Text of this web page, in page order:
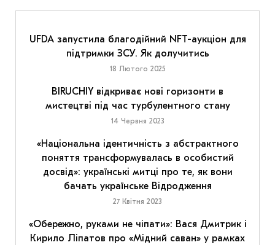
UFDA запустила благодійний NFT-аукціон для
підтримки ЗСУ. Як долучитись
18 Лютого 2025
BIRUCHIY відкриває нові горизонти в
мистецтві під час турбулентного стану
14 Червня 2023
«Національна ідентичність з абстрактного
поняття трансформувалась в особистий
досвід»: українські митці про те, як вони
бачать українське Відродження
27 Квітня 2023
«Обережно, руками не чіпати»: Вася Дмитрик і
Кирило Ліпатов про «Мідний саван» у рамках